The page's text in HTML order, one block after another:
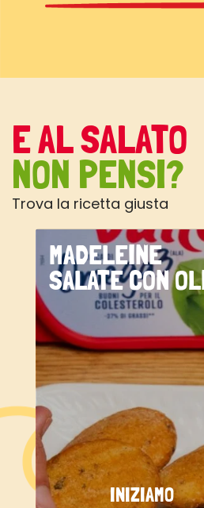
E AL SALATO
NON PENSI?
Trova la ricetta giusta
MADELEINE
SALATE CON
INIZIAMO